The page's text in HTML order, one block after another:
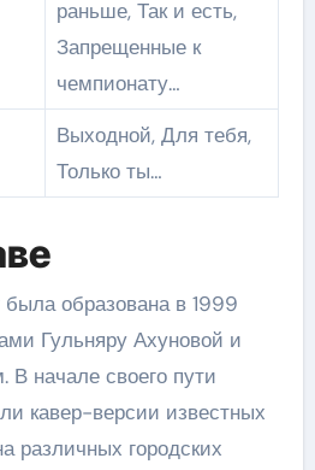
раньше, Так и есть,
Запрещенные к
чемпионату…
Выходной, Для тебя,
Только ты…
была образована в 1999
Гульняру Ахуновой и
начале своего пути
кавер-версии известных
различных городских